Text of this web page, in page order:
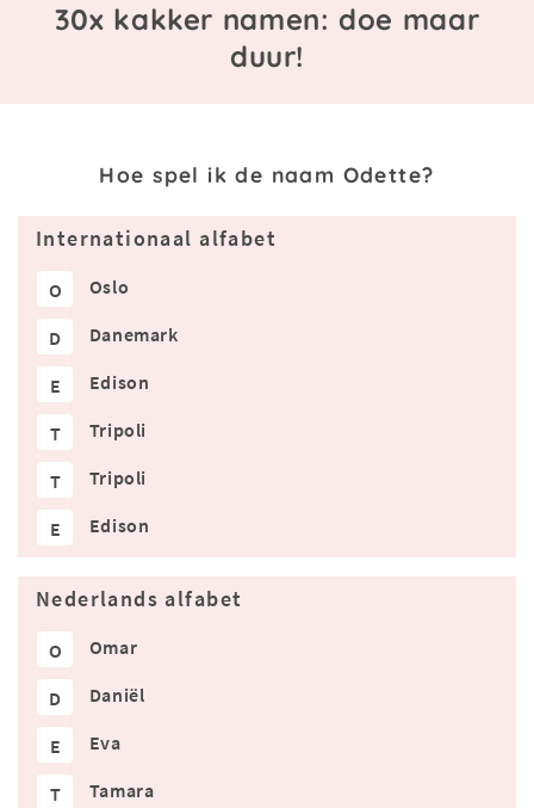
30x kakker namen: doe maar
duur!
Hoe spel ik de naam Odette?
Internationaal alfabet
O Oslo
D Danemark
E Edison
T Tripoli
T Tripoli
E Edison
Nederlands alfabet
O Omar
D Daniël
E Eva
T Tamara